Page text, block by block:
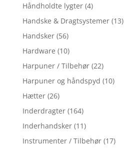
Håndholdte lygter (4)
Handske & Dragtsystemer (13)
Handsker (56)
Hardware (10)
Harpuner / Tilbehør (22)
Harpuner og håndspyd (10)
Hætter (26)
Inderdragter (164)
Inderhandsker (11)
Instrumenter / Tilbehør (17)